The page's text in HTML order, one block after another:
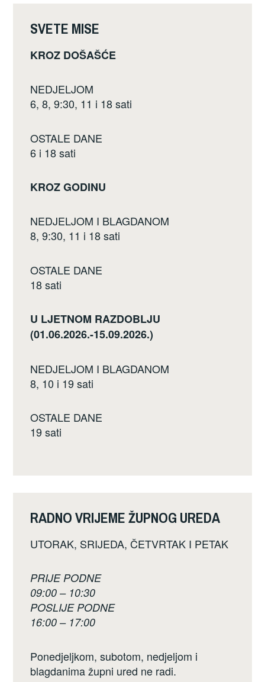
k
SVETE MISE
KROZ DOŠAŠĆE
NEDJELJOM
6, 8, 9:30, 11 i 18 sati
OSTALE DANE
6 i 18 sati
KROZ GODINU
NEDJELJOM I BLAGDANOM
8, 9:30, 11 i 18 sati
OSTALE DANE
18 sati
U LJETNOM RAZDOBLJU
(01.06.2026.-15.09.2026.)
NEDJELJOM I BLAGDANOM
8, 10 i 19 sati
OSTALE DANE
19 sati
RADNO VRIJEME ŽUPNOG UREDA
UTORAK, SRIJEDA, ČETVRTAK I PETAK
PRIJE PODNE
09:00 – 10:30
POSLIJE PODNE
16:00 – 17:00
Ponedjeljkom, subotom, nedjeljom i
blagdanima župni ured ne radi.